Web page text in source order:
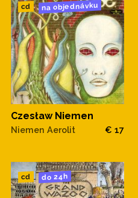
cd na objednávku
Czesław Niemen
Niemen Aerolit € 17
cd do 24h